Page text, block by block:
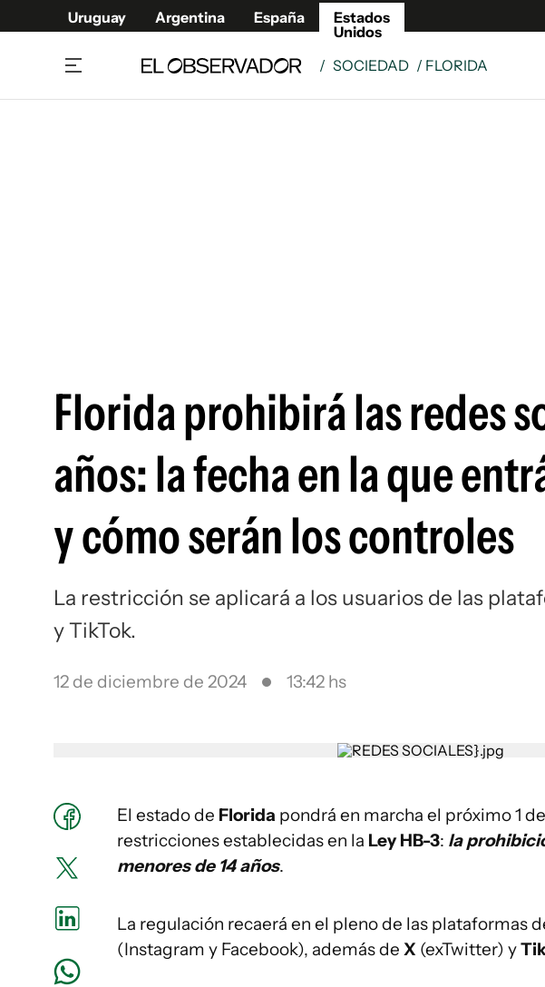
Uruguay Argentina España
Estados
Unidos
/ SOCIEDAD / FLORIDA
Florida prohibirá las redes
años: la fecha en la que
y cómo serán los controles
La restricción se aplicará a los usuarios de las
y TikTok.
12 de diciembre de 2024 13:42 hs
El estado de Florida pondrá en marcha el próximo 1
restricciones establecidas en la Ley HB-3: la
menores de 14 años.
La regulación recaerá en el pleno de las plataformas
(Instagram y Facebook), además de X (exTwitter) y